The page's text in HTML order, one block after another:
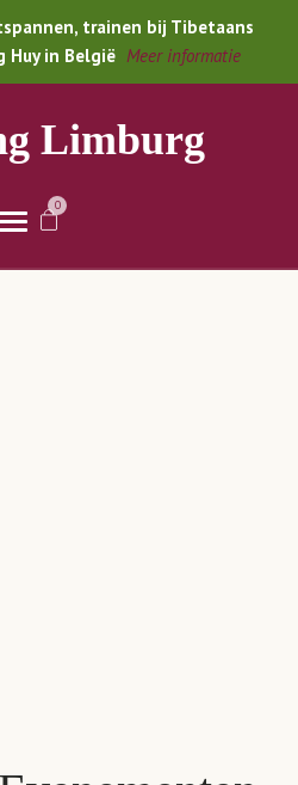
trainen bij Tibetaans
Huy in België Meer informatie
Limburg
0